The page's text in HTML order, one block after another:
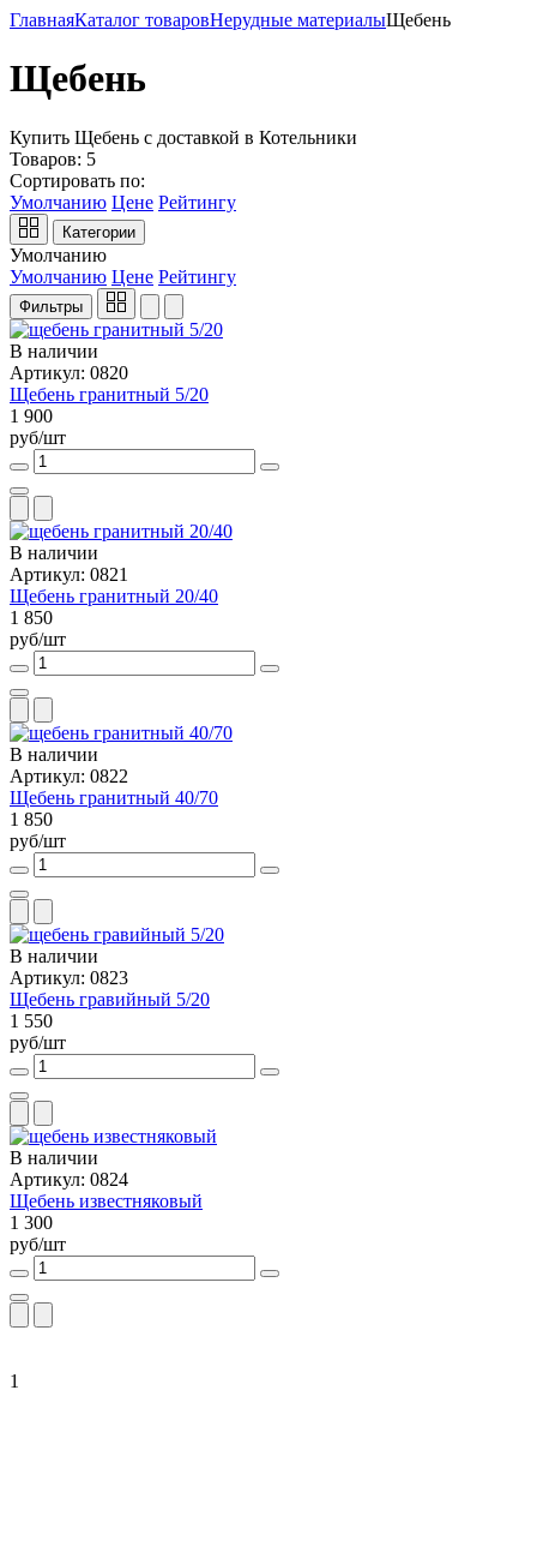
ГлавнаяКаталог товаровНерудные материалыЩебень
Щебень
Купить Щебень с доставкой в Котельники
Товаров: 5
Сортировать по:
Умолчанию Цене Рейтингу
Категории
Умолчанию
Умолчанию Цене Рейтингу
Фильтры
В наличии
Артикул: 0820
Щебень гранитный 5/20
1 900
руб/шт
В наличии
Артикул: 0821
Щебень гранитный 20/40
1 850
руб/шт
В наличии
Артикул: 0822
Щебень гранитный 40/70
1 850
руб/шт
В наличии
Артикул: 0823
Щебень гравийный 5/20
1 550
руб/шт
В наличии
Артикул: 0824
Щебень известняковый
1 300
руб/шт
1